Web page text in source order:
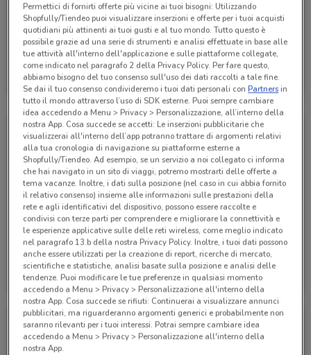
Alpitour
Scade il 31/10 218 m
Alpitour
Scade il 31/10 218 m
Alpitour
Scade il 31/12
Permettici di fornirti offerte più vicine ai tuoi bisogni: Utilizzando
Shopfully/Tiendeo puoi visualizzare inserzioni e offerte per i tuoi acquisti
quotidiani più attinenti ai tuoi gusti e al tuo mondo. Tutto questo è
possibile grazie ad una serie di strumenti e analisi effettuate in base alle
tue attività all'interno dell'applicazione e sulle piattaforme collegate,
come indicato nel paragrafo 2 della Privacy Policy. Per fare questo,
abbiamo bisogno del tuo consenso sull'uso dei dati raccolti a tale fine.
Se dai il tuo consenso condivideremo i tuoi dati personali conPartnersin
tutto il mondo attraverso l’uso di SDK esterne. Puoi sempre cambiare
idea accedendo a Menu > Privacy > Personalizzazione, all’interno della
nostra App. Cosa succede se accetti: Le inserzioni pubblicitarie che
visualizzerai all'interno dell’app potranno trattare di argomenti relativi
alla tua cronologia di navigazione su piattaforme esterne a
Shopfully/Tiendeo. Ad esempio, se un servizio a noi collegato ci informa
che hai navigato in un sito di viaggi, potremo mostrarti delle offerte a
tema vacanze. Inoltre, i dati sulla posizione (nel caso in cui abbia fornito
il relativo consenso) insieme alle informazioni sulle prestazioni della
rete e agli identificativi del dispositivo, possono essere raccolte e
condivisi con terze parti per comprendere e migliorare la connettività e
le esperienze applicative sulle delle reti wireless, come meglio indicato
nel paragrafo 13.b della nostra Privacy Policy. Inoltre, i tuoi dati possono
anche essere utilizzati per la creazione di report, ricerche di mercato,
scientifiche e statistiche, analisi basate sulla posizione e analisi delle
tendenze. Puoi modificare le tue preferenze in qualsiasi momento
accedendo a Menu > Privacy > Personalizzazione all'interno della
nostra App. Cosa succede se rifiuti: Continuerai a visualizzare annunci
pubblicitari, ma riguarderanno argomenti generici e probabilmente non
saranno rilevanti per i tuoi interessi. Potrai sempre cambiare idea
accedendo a Menu > Privacy > Personalizzazione all'interno della
nostra App.